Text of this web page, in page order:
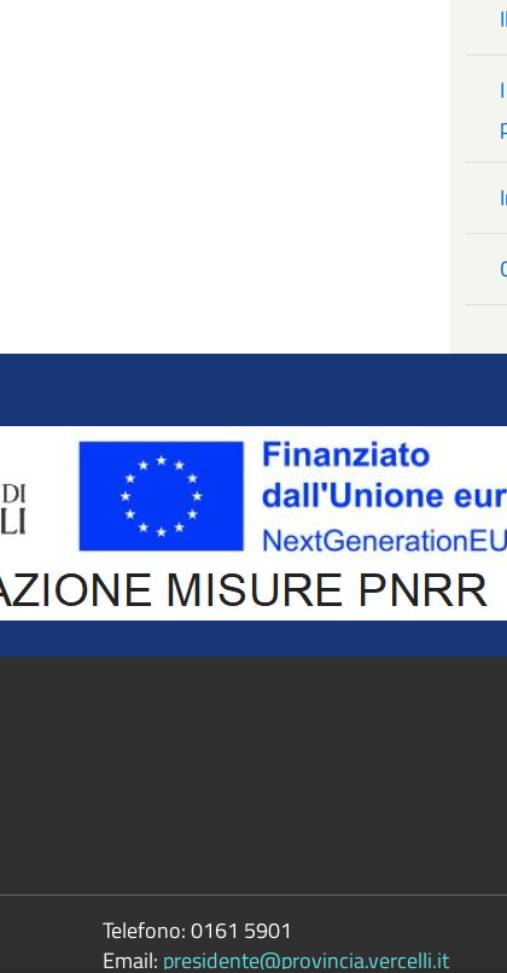
Telefono:0161 5901
Email: presidente@provincia.vercelli.it